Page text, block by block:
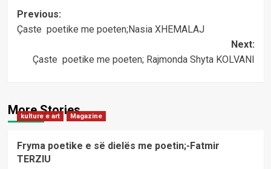
Post
navigation
Previous:
Çaste poetike me poeten;Nasia XHEMALAJ
Next:
Çaste poetike me poeten; Rajmonda Shyta KOLVANI
More Stories
kulture e art Magazine
Fryma poetike e së dielës me poetin;-Fatmir
TERZIU